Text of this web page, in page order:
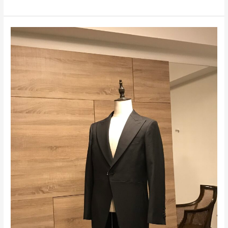
sastrería
Suits
está
tu
lado
esta
nueva
temporada